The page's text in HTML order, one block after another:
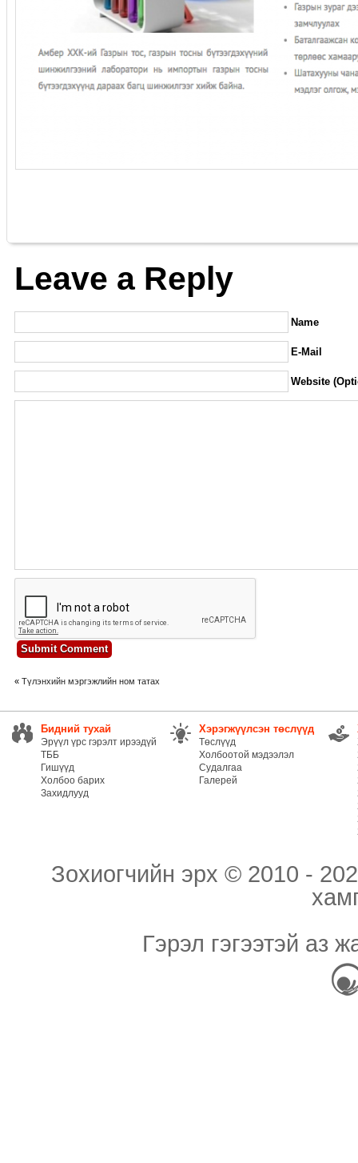
Leave a Reply
Name
E-Mail
Website
« Түлэнхийн мэргэжлийн ном татах
Бидний тухай
Эрүүл үрс гэрэлт ирээдүй
ТББ
Гишүүд
Холбоо барих
Захидлууд
Хэрэгжүүлсэн төслүүд
Төслүүд
Холбоотой мэдээлэл
Судалгаа
Галерей
Зохиогчийн эрх © 2010 -
Гэрэл гэгээтэй аз